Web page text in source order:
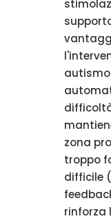
zona
troppo
difficile
rinforza